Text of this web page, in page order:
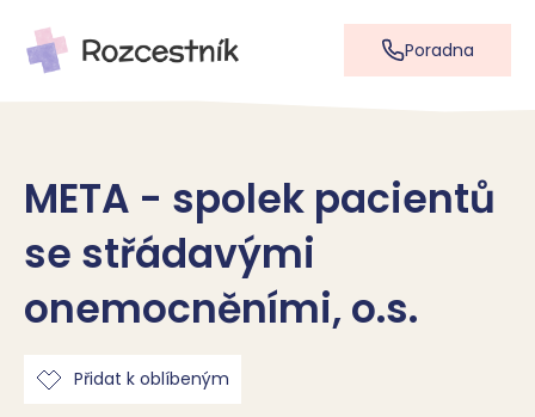
Poradna
META - spolek pacientů
se střádavými
onemocněními, o.s.
Přidat k oblíbeným